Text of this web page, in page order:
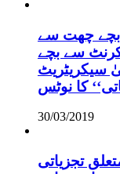
بچے چھت سے
سے بچے
سیکریٹریٹ
کا نوٹس
30/03/2019
تجزیاتی